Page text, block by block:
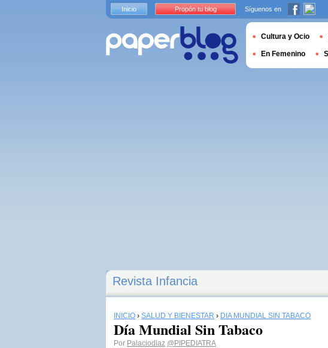
Revista Infancia
INICIO › SALUD Y BIENESTAR › DÍA MUNDIAL SIN TABACO
Día Mundial Sin Tabaco
Por Palaciodiaz @PIPEDIATRA
Inicio Propón tu blog Síguenos en
Cultura y Ocio
En Femenino